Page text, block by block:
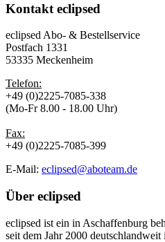
Kontakt eclipsed
eclipsed Abo- & Bestellservice
Postfach 1331
53335 Meckenheim
Telefon:
+49 (0)2225-7085-338
(Mo-Fr 8.00 - 18.00 Uhr)
Fax:
+49 (0)2225-7085-399
E-Mail: eclipsed@aboteam.de
Über eclipsed
eclipsed ist ein in Aschaffenburg
seit dem Jahr 2000